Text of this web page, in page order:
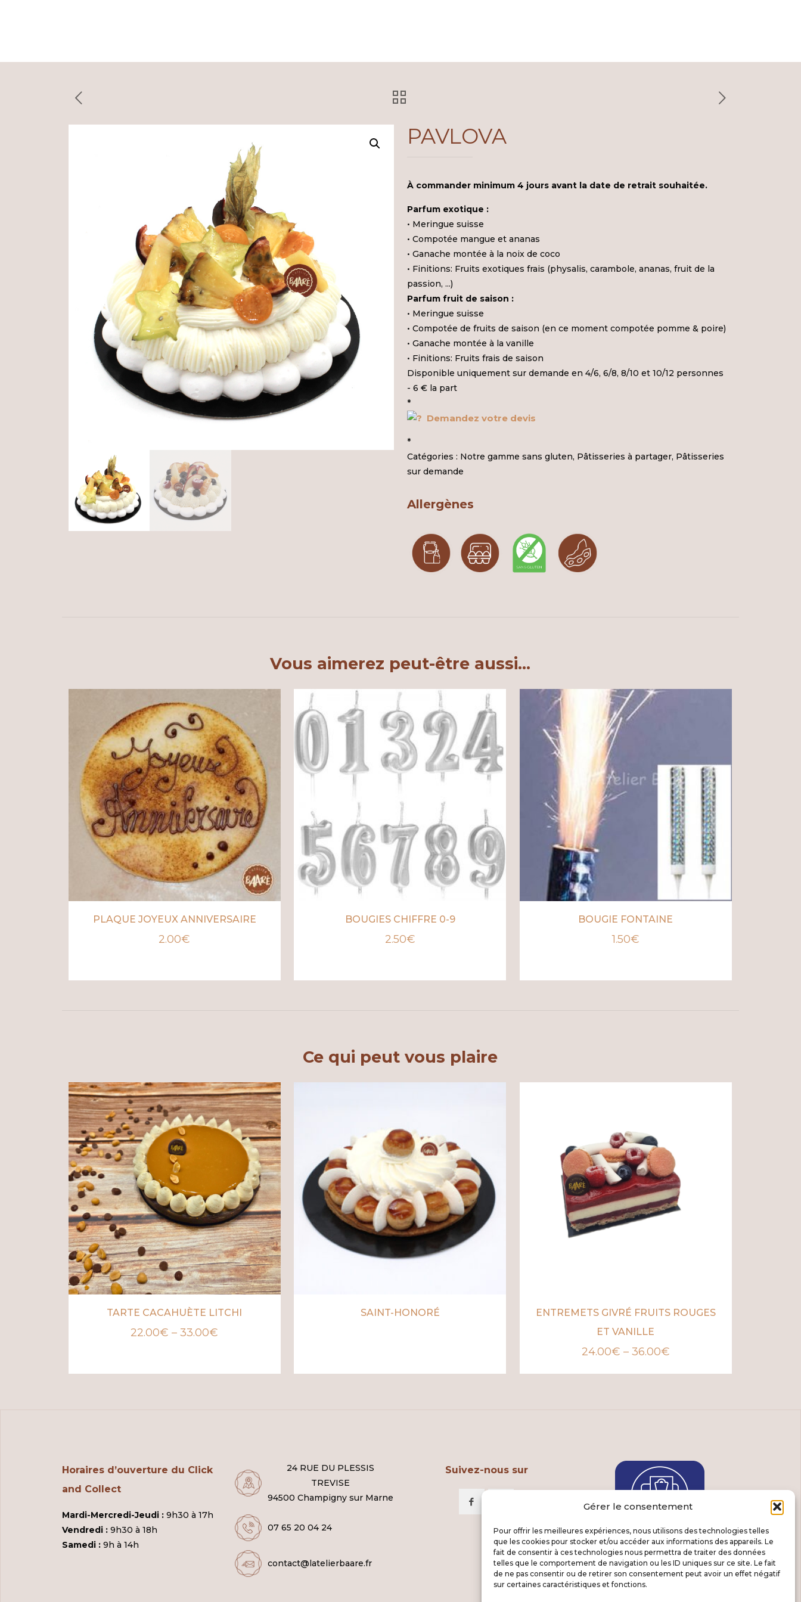
Gérer le consentement
Pour offrir les meilleures expériences, nous utilisons des technologies telles
que les cookies pour stocker et/ou accéder aux informations des appareils. Le
fait de consentir à ces technologies nous permettra de traiter des données
telles que le comportement de navigation ou les ID uniques sur ce site. Le fait
de ne pas consentir ou de retirer son consentement peut avoir un effet négatif
sur certaines caractéristiques et fonctions.
PAVLOVA
À commander minimum 4 jours avant la date de retrait souhaitée.
Parfum exotique :
• Meringue suisse
• Compotée mangue et ananas
• Ganache montée à la noix de coco
• Finitions: Fruits exotiques frais (physalis, carambole, ananas, fruit de la
passion, ...)
Parfum fruit de saison :
• Meringue suisse
• Compotée de fruits de saison (en ce moment compotée pomme & poire)
• Ganache montée à la vanille
• Finitions: Fruits frais de saison
Disponible uniquement sur demande en 4/6, 6/8, 8/10 et 10/12 personnes
- 6 € la part
*
Demandez votre devis
*
Catégories : Notre gamme sans gluten, Pâtisseries à partager, Pâtisseries
sur demande
Allergènes
Vous aimerez peut-être aussi…
PLAQUE JOYEUX ANNIVERSAIRE
2.00€
BOUGIES CHIFFRE 0-9
2.50€
BOUGIE FONTAINE
1.50€
Ce qui peut vous plaire
TARTE CACAHUÈTE LITCHI
22.00€ –33.00€
SAINT-HONORÉ
ENTREMETS GIVRÉ FRUITS ROUGES
ET VANILLE
24.00€ – 36.00€
Horaires d’ouverture du Click
and Collect
Mardi-Mercredi-Jeudi :9h30 à 17h
Vendredi :9h30 à 18h
Samedi :9h à 14h
24 RUE DU PLESSIS
TREVISE
94500 Champigny sur Marne
07 65 20 04 24
contact@latelierbaare.fr
Suivez-nous sur